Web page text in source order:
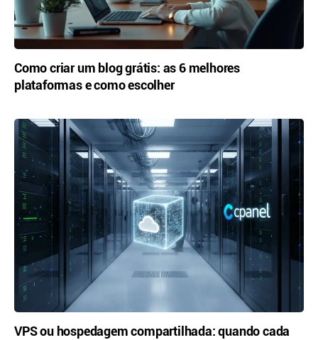
Como criar um blog grátis: as 6 melhores
plataformas e como escolher
VPS ou hospedagem compartilhada: quando cada